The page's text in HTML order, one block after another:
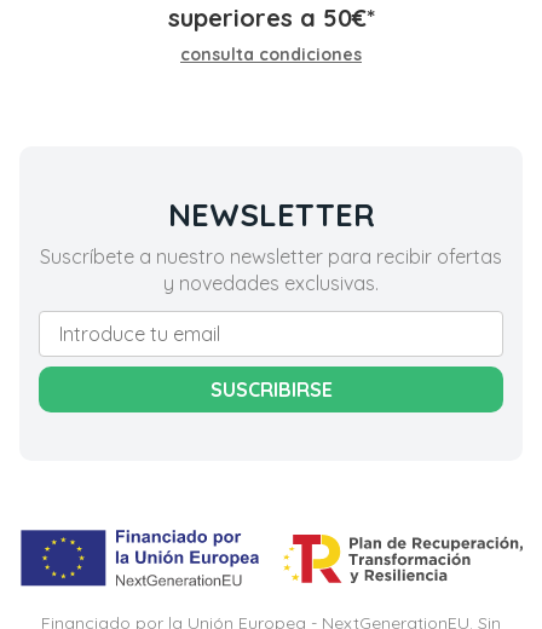
superiores a 50€*
consulta condiciones
NEWSLETTER
Suscríbete a nuestro newsletter para recibir ofertas
y novedades exclusivas.
SUSCRIBIRSE
Financiado por la Unión Europea - NextGenerationEU. Sin